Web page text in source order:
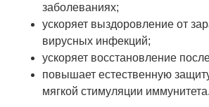
заболеваниях;
ускоряет выздоровление от
вирусных инфекций;
ускоряет восстановление
повышает естественную
мягкой стимуляции иммунитета.